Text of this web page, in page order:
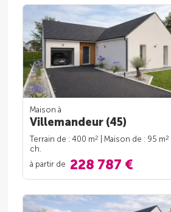
Maison à
Villemandeur (45)
Terrain de : 400 m2 | Maison de : 95 m2
ch.
à partir de 228 787 €